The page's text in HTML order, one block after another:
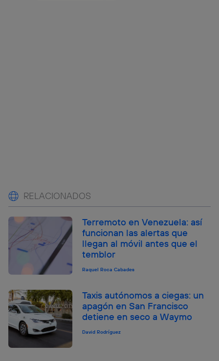
RELACIONADOS
Terremoto en Venezuela: así
funcionan las alertas que
llegan al móvil antes que el
temblor
Raquel Roca Cabades
Taxis autónomos a ciegas: un
apagón en San Francisco
detiene en seco a Waymo
David Rodríguez